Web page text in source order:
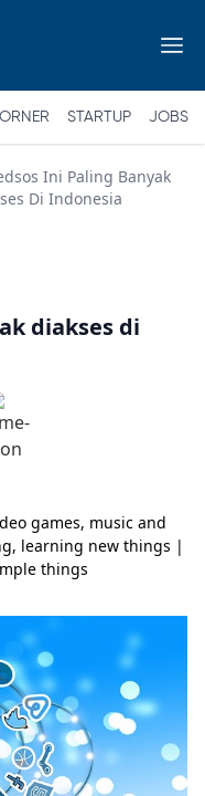
STARTUP JOBS
Ini Paling Banyak
Di Indonesia
diakses di
games, music and
learning new things |
things